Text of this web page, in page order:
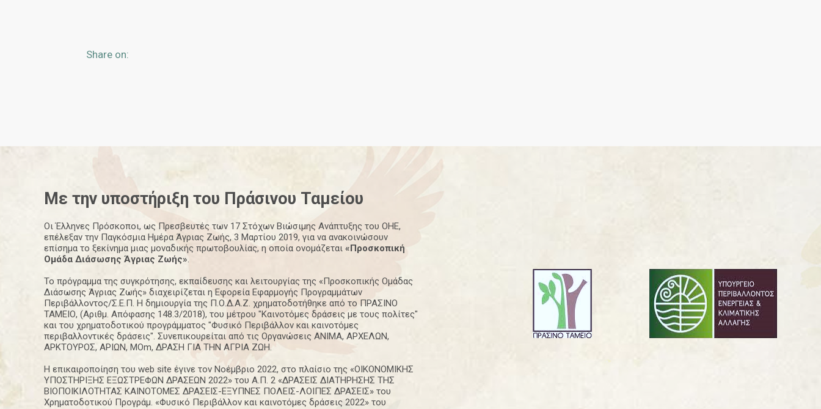
Share on:
Με την υποστήριξη του Πράσινου Ταμείου
Οι Έλληνες Πρόσκοποι, ως Πρεσβευτές των 17 Στόχων Βιώσιμης Ανάπτυξης του ΟΗΕ,
επέλεξαν την Παγκόσμια Ημέρα Άγριας Ζωής, 3 Μαρτίου 2019, για να ανακοινώσουν
επίσημα το ξεκίνημα μιας μοναδικής πρωτοβουλίας, η οποία ονομάζεται «Προσκοπική
Ομάδα Διάσωσης Άγριας Ζωής».
Το πρόγραμμα της συγκρότησης, εκπαίδευσης και λειτουργίας της «Προσκοπικής Ομάδας
Διάσωσης Άγριας Ζωής» διαχειρίζεται η Εφορεία Εφαρμογής Προγραμμάτων
Περιβάλλοντος/Σ.Ε.Π. Η δημιουργία της Π.Ο.Δ.Α.Ζ. χρηματοδοτήθηκε από το ΠΡΑΣΙΝΟ
ΤΑΜΕΙΟ, (Αριθμ. Απόφασης 148.3/2018), του μέτρου "Καινοτόμες δράσεις με τους πολίτες"
και του χρηματοδοτικού προγράμματος "Φυσικό Περιβάλλον και καινοτόμες
περιβαλλοντικές δράσεις". Συνεπικουρείται από τις Οργανώσεις ΑΝΙΜΑ, ΑΡΧΕΛΩΝ,
ΑΡΚΤΟΥΡΟΣ, ΑΡΙΩΝ, ΜΟm, ΔΡΑΣΗ ΓΙΑ ΤΗΝ ΑΓΡΙΑ ΖΩΗ.
Η επικαιροποίηση του web site έγινε τον Νοέμβριο 2022, στο πλαίσιο της «ΟΙΚΟΝΟΜΙΚΗΣ
ΥΠΟΣΤΗΡΙΞΗΣ ΕΞΩΣΤΡΕΦΩΝ ΔΡΑΣΕΩΝ 2022» του Α.Π. 2 «ΔΡΑΣΕΙΣ ΔΙΑΤΗΡΗΣΗΣ ΤΗΣ
ΒΙΟΠΟΙΚΙΛΟΤΗΤΑΣ ΚΑΙΝΟΤΟΜΕΣ ΔΡΑΣΕΙΣ-ΕΞΥΠΝΕΣ ΠΟΛΕΙΣ-ΛΟΙΠΕΣ ΔΡΑΣΕΙΣ» του
Χρηματοδοτικού Προγράμ. «Φυσικό Περιβάλλον και καινοτόμες δράσεις 2022» του